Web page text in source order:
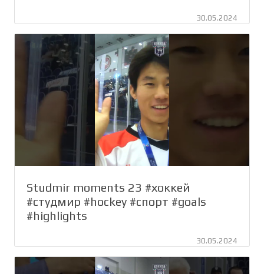
30.05.2024
Studmir moments 23 #хоккей
#студмир #hockey #спорт #goals
#highlights
30.05.2024